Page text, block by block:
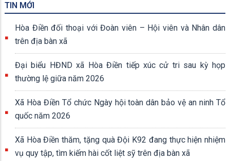
TIN MỚI
Hòa Điền đối thoại với Đoàn viên – Hội viên và Nhân dân
trên địa bàn xã
Đại biểu HĐND xã Hòa Điền tiếp xúc cử tri sau kỳ họp
thường lệ giữa năm 2026
Xã Hòa Điền Tổ chức Ngày hội toàn dân bảo vệ an ninh Tổ
quốc năm 2026
Xã Hòa Điền thăm, tặng quà Đội K92 đang thực hiện nhiệm
vụ quy tập, tìm kiếm hài cốt liệt sỹ trên địa bàn xã